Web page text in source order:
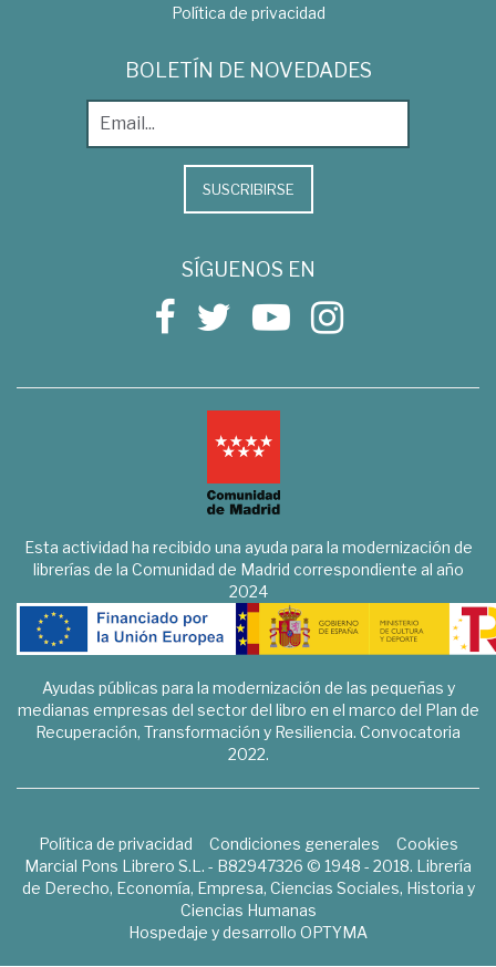
Política de privacidad
BOLETÍN DE NOVEDADES
SUSCRIBIRSE
SÍGUENOS EN
Esta actividad ha recibido una ayuda para la modernización de
librerías de la Comunidad de Madrid correspondiente al año
2024
Ayudas públicas para la modernización de las pequeñas y
medianas empresas del sector del libro en el marco del Plan de
Recuperación, Transformación y Resiliencia. Convocatoria
2022.
Política de privacidad Condiciones generales
Cookies
Marcial Pons Librero S.L. - B82947326 © 1948 - 2018. Librería
de Derecho, Economía, Empresa, Ciencias Sociales, Historia y
Ciencias Humanas
Hospedaje y desarrollo OPTYMA